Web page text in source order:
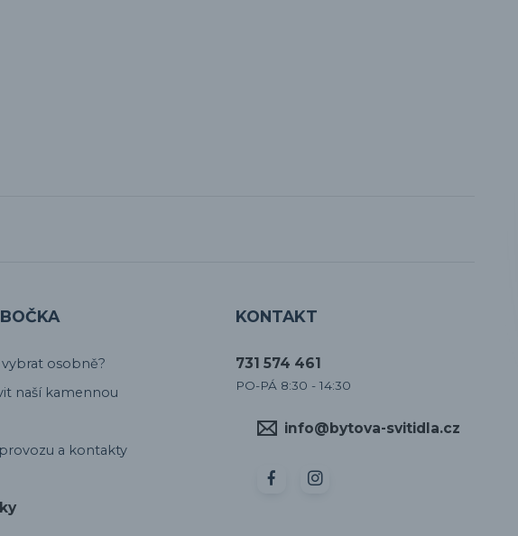
osobně?
naší kamennou
a kontakty
KONTAKT
731 574 461
PO-PÁ 8:30 - 14:30
info@bytova-svitidla.cz